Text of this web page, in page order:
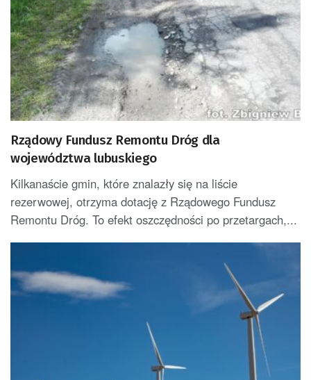
Rządowy Fundusz Remontu Dróg dla
województwa lubuskiego
Kilkanaście gmin, które znalazły się na liście
rezerwowej, otrzyma dotację z Rządowego Fundusz
Remontu Dróg. To efekt oszczędności po przetargach,...